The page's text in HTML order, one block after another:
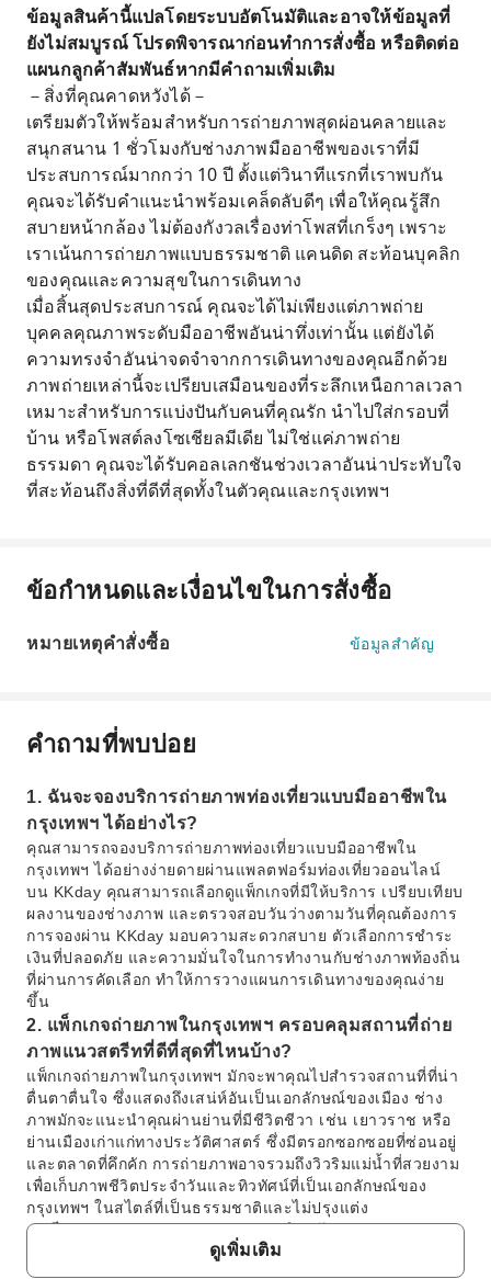
ข้อมูลสินค้านี้แปลโดยระบบอัตโนมัติและอาจให้ข้อมูลที่
ยังไม่สมบูรณ์ โปรดพิจารณาก่อนทำการสั่งซื้อ หรือติดต่อ
แผนกลูกค้าสัมพันธ์หากมีคำถามเพิ่มเติม
－สิ่งที่คุณคาดหวังได้－
เตรียมตัวให้พร้อมสำหรับการถ่ายภาพสุดผ่อนคลายและ
สนุกสนาน 1 ชั่วโมงกับช่างภาพมืออาชีพของเราที่มี
ประสบการณ์มากกว่า 10 ปี ตั้งแต่วินาทีแรกที่เราพบกัน
คุณจะได้รับคำแนะนำพร้อมเคล็ดลับดีๆ เพื่อให้คุณรู้สึก
สบายหน้ากล้อง ไม่ต้องกังวลเรื่องท่าโพสที่เกร็งๆ เพราะ
เราเน้นการถ่ายภาพแบบธรรมชาติ แคนดิด สะท้อนบุคลิก
ของคุณและความสุขในการเดินทาง
เมื่อสิ้นสุดประสบการณ์ คุณจะได้ไม่เพียงแต่ภาพถ่าย
บุคคลคุณภาพระดับมืออาชีพอันน่าทึ่งเท่านั้น แต่ยังได้
ความทรงจำอันน่าจดจำจากการเดินทางของคุณอีกด้วย
ภาพถ่ายเหล่านี้จะเปรียบเสมือนของที่ระลึกเหนือกาลเวลา
เหมาะสำหรับการแบ่งปันกับคนที่คุณรัก นำไปใส่กรอบที่
บ้าน หรือโพสต์ลงโซเชียลมีเดีย ไม่ใช่แค่ภาพถ่าย
ธรรมดา คุณจะได้รับคอลเลกชันช่วงเวลาอันน่าประทับใจ
ที่สะท้อนถึงสิ่งที่ดีที่สุดทั้งในตัวคุณและกรุงเทพฯ
ข้อกำหนดและเงื่อนไขในการสั่งซื้อ
หมายเหตุคำสั่งซื้อ ข้อมูลสำคัญ
คำถามที่พบบ่อย
1. ฉันจะจองบริการถ่ายภาพท่องเที่ยวแบบมืออาชีพใน
กรุงเทพฯ ได้อย่างไร?
คุณสามารถจองบริการถ่ายภาพท่องเที่ยวแบบมืออาชีพใน
กรุงเทพฯ ได้อย่างง่ายดายผ่านแพลตฟอร์มท่องเที่ยวออนไลน์
บน KKday คุณสามารถเลือกดูแพ็กเกจที่มีให้บริการ เปรียบเทียบ
ผลงานของช่างภาพ และตรวจสอบวันว่างตามวันที่คุณต้องการ
การจองผ่าน KKday มอบความสะดวกสบาย ตัวเลือกการชำระ
เงินที่ปลอดภัย และความมั่นใจในการทำงานกับช่างภาพท้องถิ่น
ที่ผ่านการคัดเลือก ทำให้การวางแผนการเดินทางของคุณง่าย
ขึ้น
2. แพ็กเกจถ่ายภาพในกรุงเทพฯ ครอบคลุมสถานที่ถ่าย
ภาพแนวสตรีทที่ดีที่สุดที่ไหนบ้าง?
แพ็กเกจถ่ายภาพในกรุงเทพฯ มักจะพาคุณไปสำรวจสถานที่ที่น่า
ตื่นตาตื่นใจ ซึ่งแสดงถึงเสน่ห์อันเป็นเอกลักษณ์ของเมือง ช่าง
ภาพมักจะแนะนำคุณผ่านย่านที่มีชีวิตชีวา เช่น เยาวราช หรือ
ย่านเมืองเก่าแก่ทางประวัติศาสตร์ ซึ่งมีตรอกซอกซอยที่ซ่อนอยู่
และตลาดที่คึกคัก การถ่ายภาพอาจรวมถึงวิวริมแม่น้ำที่สวยงาม
เพื่อเก็บภาพชีวิตประจำวันและทิวทัศน์ที่เป็นเอกลักษณ์ของ
กรุงเทพฯ ในสไตล์ที่เป็นธรรมชาติและไม่ปรุงแต่ง
3. มีแนวทางทางกฎหมายเฉพาะสำหรับการถ่ายภาพ
สตรีทในกรุงเทพฯ หรือไม่?ดูเพิ่มเติม